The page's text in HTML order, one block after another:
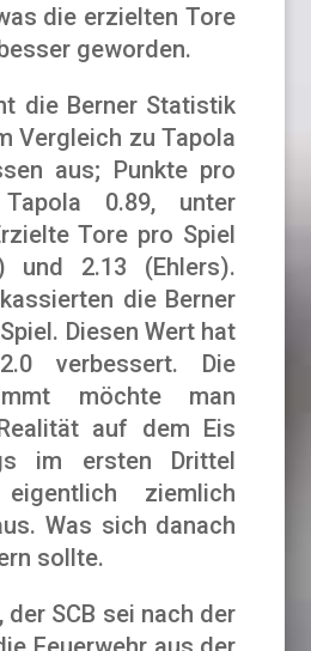
die erzielten Tore
geworden.
die Berner Statistik
Vergleich zu Tapola
aus; Punkte pro
0.89, unter
Tore pro Spiel
und 2.13 (Ehlers).
die Berner
Diesen Wert hat
verbessert. Die
möchte man
auf dem Eis
im ersten Drittel
ziemlich
Was sich danach
sollte.
der SCB sei nach der